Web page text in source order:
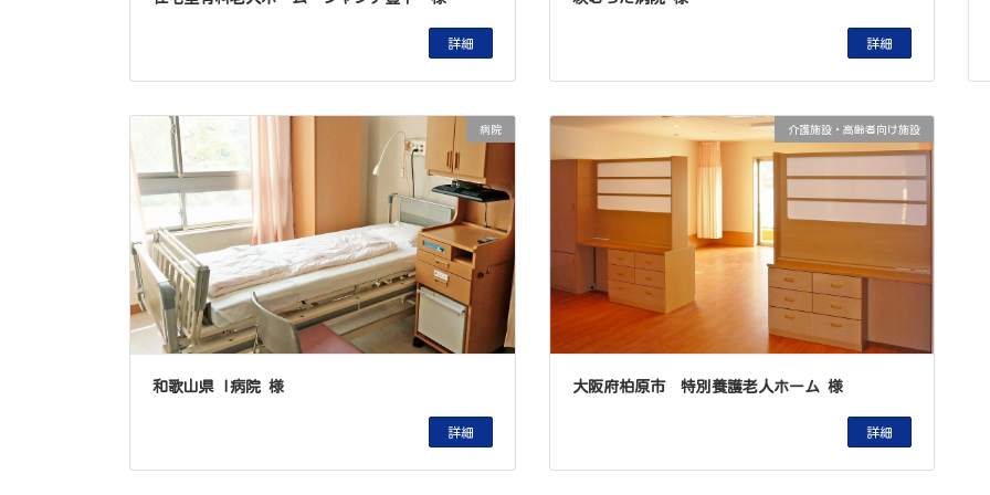
詳細 詳細
病院
和歌山県 I病院 様
詳細
介護施設・高齢者向け施設
大阪府柏原市 特別養護老人ホーム 様
詳細